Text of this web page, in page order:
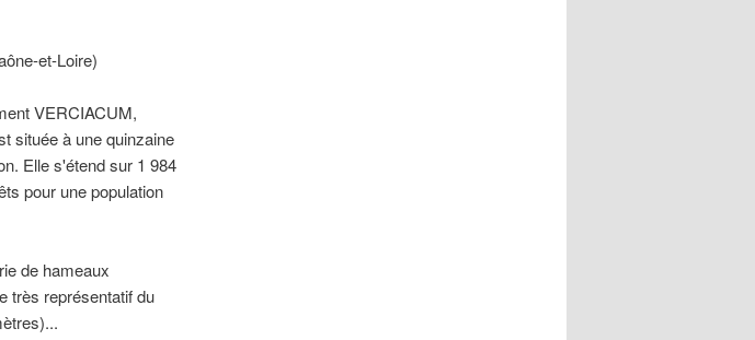
et-Loire)
VERCIACUM,
située à une quinzaine
Elle s'étend sur 1 984
pour une population
de hameaux
très représentatif du